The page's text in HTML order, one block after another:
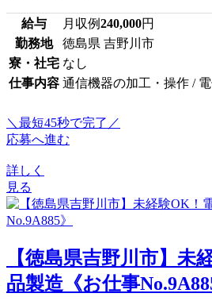
給与 月収例240,000円
勤務地
徳島県 吉野川市
寮・社宅 なし
仕事内容 通信機器の加工・操作 /
＼最短45秒で完了／
応募へ進む
詳しく
見る
【徳島県吉野川市】未
品製造《お仕事